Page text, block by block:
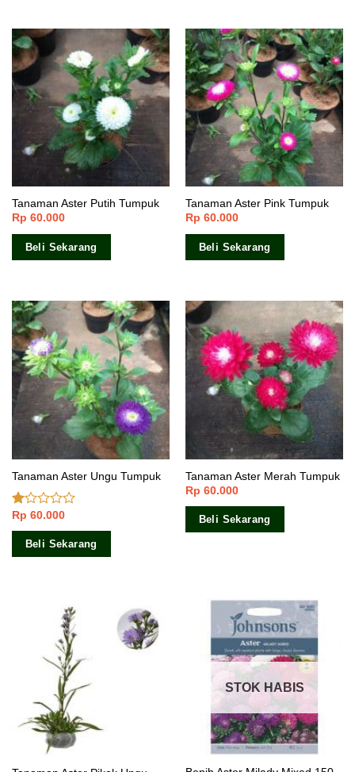
Tanaman Aster Putih Tumpuk
Rp 60.000
Beli Sekarang
Tanaman Aster Pink Tumpuk
Rp 60.000
Beli Sekarang
Tanaman Aster Ungu Tumpuk
Dinilai
1.00
dari
5
Rp 60.000
Beli Sekarang
Tanaman Aster Merah Tumpuk
Rp 60.000
Beli Sekarang
STOK HABIS